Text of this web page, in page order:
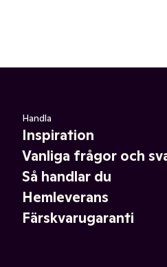
Handla
Inspiration
Vanliga frågor och
Så handlar du
Hemleverans
Färskvarugaranti